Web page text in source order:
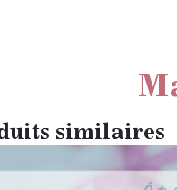
similaires